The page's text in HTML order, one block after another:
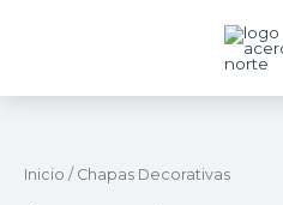
Inicio / Chapas Decorativas